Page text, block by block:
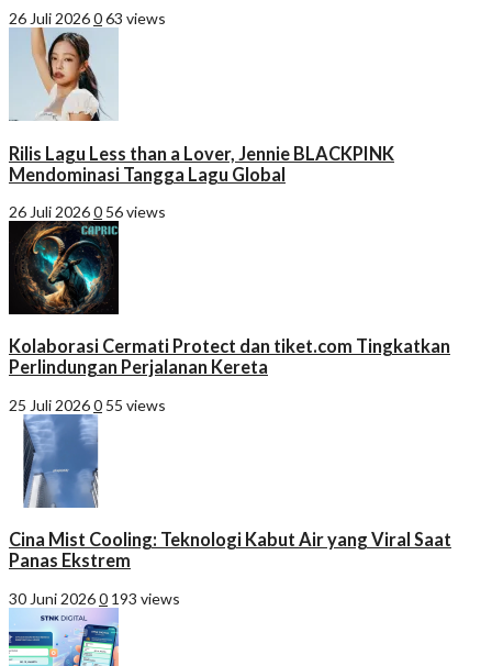
26 Juli 2026063 views
Rilis Lagu Less than a Lover, Jennie BLACKPINK
Mendominasi Tangga Lagu Global
26 Juli 20260 56 views
Kolaborasi Cermati Protect dan tiket.com Tingkatkan
Perlindungan Perjalanan Kereta
25 Juli 20260 55 views
Cina Mist Cooling: Teknologi Kabut Air yang Viral Saat
Panas Ekstrem
30 Juni 20260 193 views